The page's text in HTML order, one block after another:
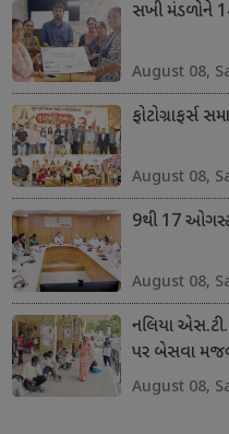
સખી મંડળોને
August 08,
ફોટોગ્રાફર્સ
August 08,
9થી 17
August 08,
નલિયા
પર બેસવા
August 08,